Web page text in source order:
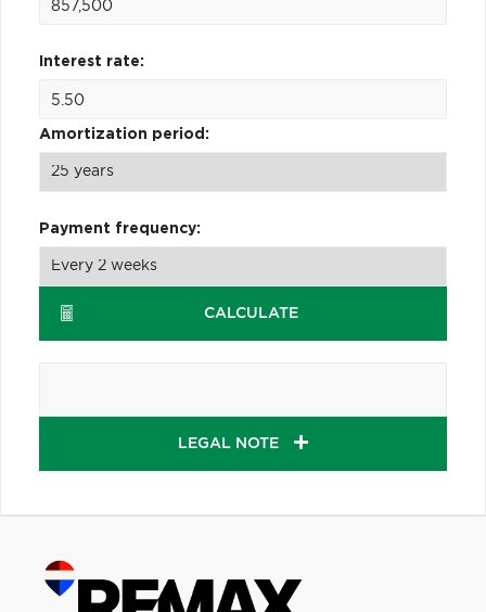
Interest rate:
Amortization period:
Payment frequency:
CALCULATE
LEGAL NOTE